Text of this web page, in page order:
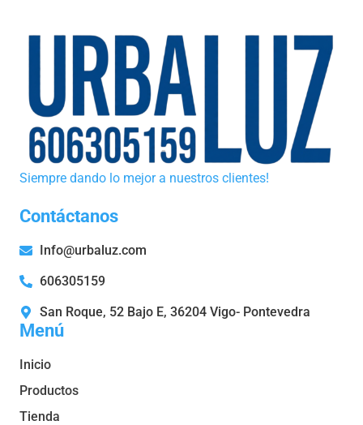
Siempre dando lo mejor a nuestros clientes!
Menú
Inicio
Productos
Tienda
Contáctanos
Info@urbaluz.com
606305159
San Roque, 52 Bajo E, 36204 Vigo- Pontevedra